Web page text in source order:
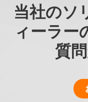
当社のソ
ィーラー
質